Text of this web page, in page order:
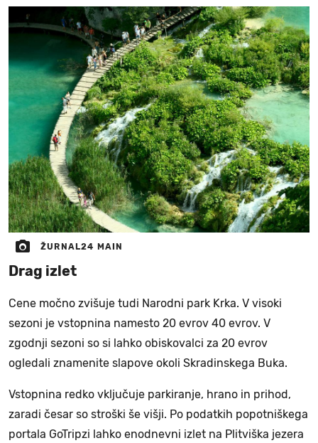
ŽURNAL24 MAIN
Drag izlet
Cene močno zvišuje tudi Narodni park Krka. V visoki
sezoni je vstopnina namesto 20 evrov 40 evrov. V
zgodnji sezoni so si lahko obiskovalci za 20 evrov
ogledali znamenite slapove okoli Skradinskega Buka.
Vstopnina redko vključuje parkiranje, hrano in prihod,
zaradi česar so stroški še višji. Po podatkih popotniškega
portala GoTripzi lahko enodnevni izlet na Plitviška jezera